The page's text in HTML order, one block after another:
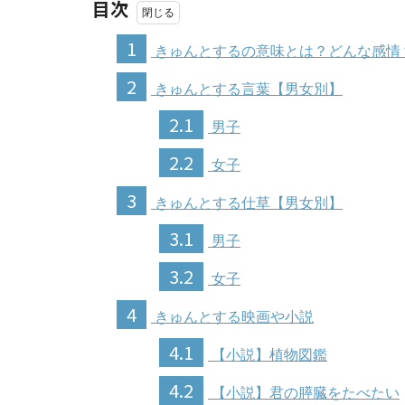
目次
1
きゅんとするの意味とは？どんな感情
2 きゅんとする言葉【男女別】
2.1 男子
2.2 女子
3 きゅんとする仕草【男女別】
3.1 男子
3.2 女子
4 きゅんとする映画や小説
4.1 【小説】植物図鑑
4.2 【小説】君の膵臓をたべたい